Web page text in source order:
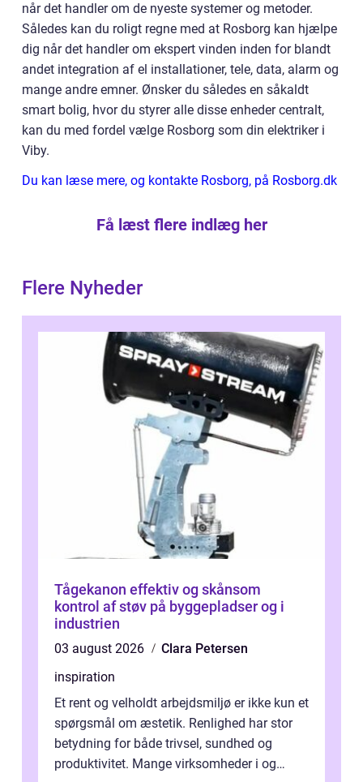
når det handler om de nyeste systemer og metoder.
Således kan du roligt regne med at Rosborg kan hjælpe
dig når det handler om ekspert vinden inden for blandt
andet integration af el installationer, tele, data, alarm og
mange andre emner. Ønsker du således en såkaldt
smart bolig, hvor du styrer alle disse enheder centralt,
kan du med fordel vælge Rosborg som din elektriker i
Viby.
Du kan læse mere, og kontakte Rosborg, på Rosborg.dk
Få læst flere indlæg her
Flere Nyheder
Tågekanon effektiv og skånsom
kontrol af støv på byggepladser og i
industrien
03 august 2026
Clara Petersen
inspiration
Et rent og velholdt arbejdsmiljø er ikke kun et
spørgsmål om æstetik. Renlighed har stor
betydning for både trivsel, sundhed og
produktivitet. Mange virksomheder i og